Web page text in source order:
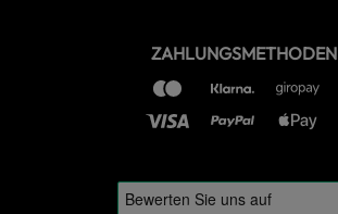
ZAHLUNGSMETHODEN